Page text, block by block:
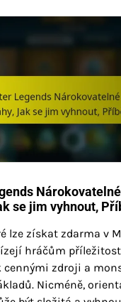
se jim vyhnout,
lze získat zdarma v
hráčům
zdroji a
Nicméně,